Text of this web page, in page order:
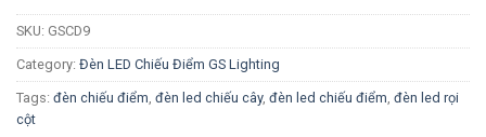
SKU: GSCD9
Category: Đèn LED Chiếu Điểm GS Lighting
Tags: đèn chiếu điểm, đèn led chiếu cây, đèn led chiếu điểm, đèn led rọi
cột